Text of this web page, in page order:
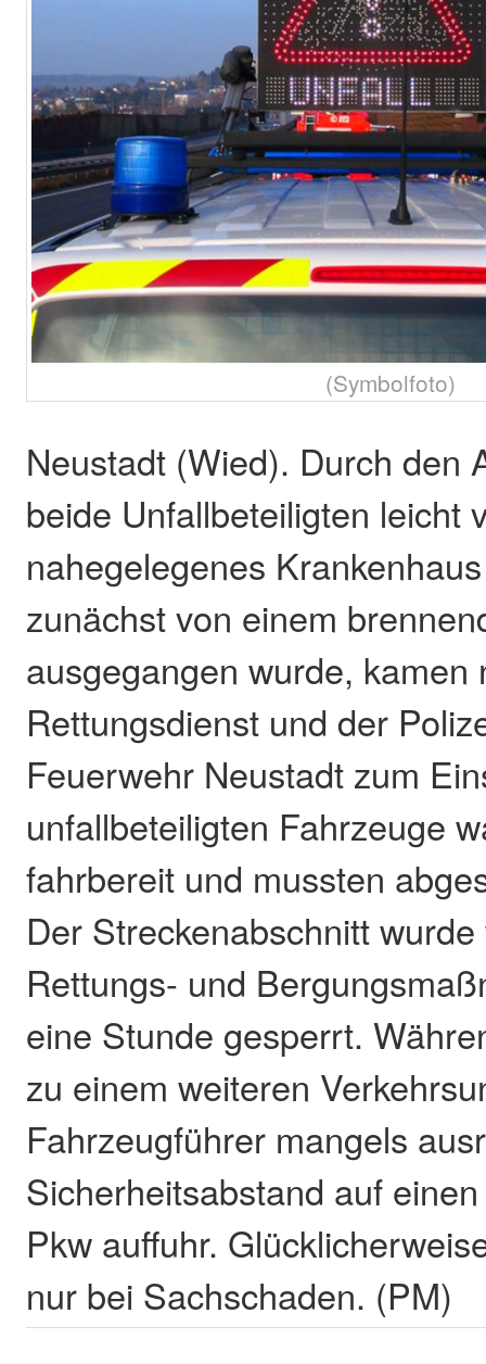
(Symbolfoto)
Neustadt (Wied). Durch den
beide Unfallbeteiligten leicht
nahegelegenes
zunächst von einem
ausgegangen wurde, kamen
Rettungsdienst und der
Feuerwehr Neustadt zum
unfallbeteiligten Fahrzeuge
fahrbereit und mussten
Der Streckenabschnitt
Rettungs- und
eine Stunde gesperrt.
zu einem weiteren
Fahrzeugführer mangels
Sicherheitsabstand auf
Pkw auffuhr.
nur bei Sachschaden. (PM)